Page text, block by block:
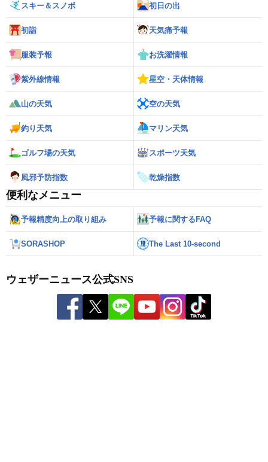
スキー＆スノボ 初日の出
初詣 天気痛予報
服装予報 お洗濯情報
紫外線情報 星空・天体情報
山の天気 空の天気
釣り天気 マリン天気
ゴルフ場の天気 スポーツ天気
風邪予防指数 乾燥指数
便利なメニュー
予報精度向上の取り組み 予報に関するFAQ
SORASHOP The Last 10-second
ウェザーニュース公式SNS